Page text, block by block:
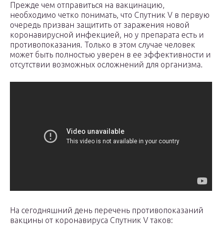
Прежде чем отправиться на вакцинацию,
необходимо четко понимать, что Спутник V в первую
очередь призван защитить от заражения новой
коронавирусной инфекцией, но у препарата есть и
противопоказания. Только в этом случае человек
может быть полностью уверен в ее эффективности и
отсутствии возможных осложнений для организма.
На сегодняшний день перечень противопоказаний
вакцины от коронавируса Спутник V таков: